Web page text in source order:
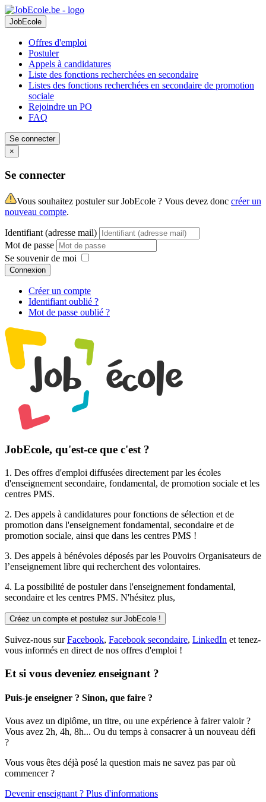
JobEcole
Offres d'emploi
Postuler
Appels à candidatures
Liste des fonctions recherchées en secondaire
Listes des fonctions recherchées en secondaire de promotion
sociale
Rejoindre un PO
FAQ
Se connecter
×
Se connecter
Vous souhaitez postuler sur JobEcole ? Vous devez donc créer un
nouveau compte.
Identifiant (adresse mail)
Mot de passe
Se souvenir de moi
Connexion
Créer un compte
Identifiant oublié ?
Mot de passe oublié ?
JobEcole, qu'est-ce que c'est ?
1. Des offres d'emploi diffusées directement par les écoles
d'enseignement secondaire, fondamental, de promotion sociale et les
centres PMS.
2. Des appels à candidatures pour fonctions de sélection et de
promotion dans l'enseignement fondamental, secondaire et de
promotion sociale, ainsi que dans les centres PMS !
3. Des appels à bénévoles déposés par les Pouvoirs Organisateurs de
l’enseignement libre qui recherchent des volontaires.
4. La possibilité de postulerdans l'enseignement fondamental,
secondaire et les centres PMS. N'hésitez plus,
Créez un compte et postulez sur JobEcole !
Suivez-nous surFacebook, Facebook secondaire, LinkedIn et tenez-
vous informés en direct de nos offres d'emploi !
Et si vous deveniez enseignant ?
Puis-je enseigner ? Sinon, que faire ?
Vous avez un diplôme, un titre, ou une expérience à fairer valoir ?
Vous avez 2h, 4h, 8h... Ou du temps à consacrer à un nouveau défi
?
Vous vous êtes déjà posé la question mais ne savez pas par où
commencer ?
Devenir enseignant ? Plus d'informations